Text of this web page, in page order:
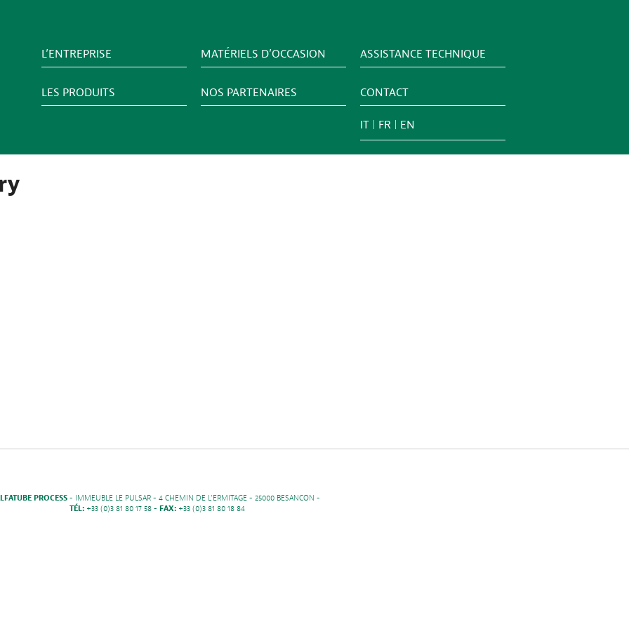
L’ENTREPRISE MATÉRIELS D’OCCASION ASSISTANCE TECHNIQUE
LES PRODUITS NOS PARTENAIRES CONTACT
IT FR EN
PROCESS- IMMEUBLE LE PULSAR - 4 CHEMIN DE L'ERMITAGE - 25000 BESANCON -
TÉL: +33 (0)3 81 80 17 58 - FAX: +33 (0)3 81 80 18 84